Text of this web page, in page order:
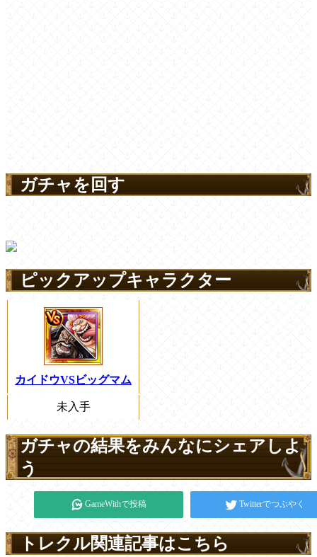
ガチャを回す
ピックアップキャラクター
カイドウVSビッグマム
未入手
ガチャの結果をみんなにシェアしよ
う
GameWithで投稿 Twitterでつぶやく
トレクル関連記事はこちら